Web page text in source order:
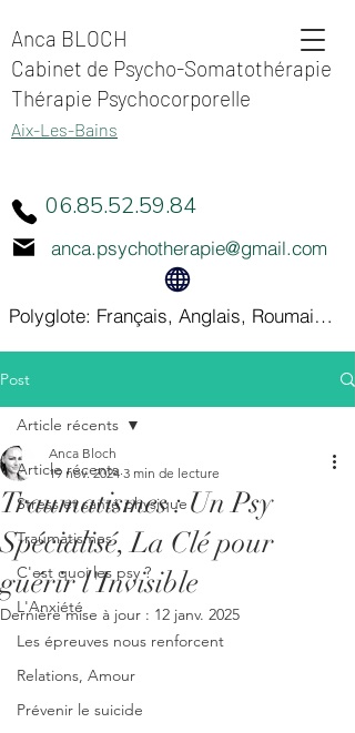
06.85.52.59.84
Anca BLOCH
Cabinet de Psycho-Somatothérapie
Thérapie Psychocorporelle
Aix-Les-Bains
anca.psychotherapie@gmail.com
Polyglote: Français, Anglais, Roumain, Italien
Post
Article récents
Stress et santé physique
Traumatismes
C'est quoi les psy ?
L'Anxiété
Les épreuves nous renforcent
Relations, Amour
Prévenir le suicide
Article récents
Traumatismes : Un Psy
Spécialisé, La Clé pour
guérir l'Invisible
Anca Bloch
19 nov. 2024 3 min de lecture
Dernière mise à jour : 12 janv. 2025